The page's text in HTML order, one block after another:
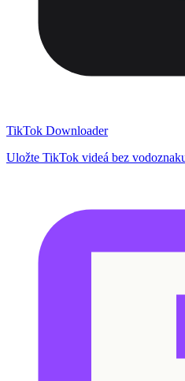
TikTok Downloader
Uložte TikTok videá bez